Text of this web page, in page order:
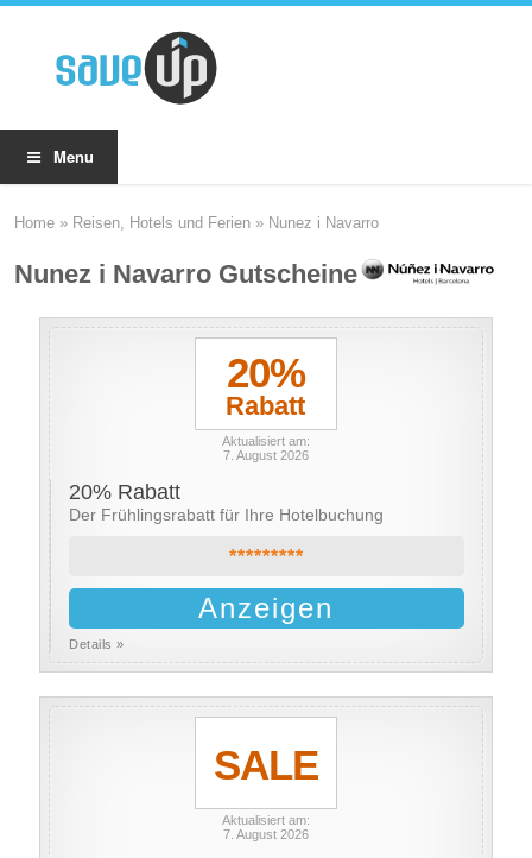
Menu
Home » Reisen, Hotels und Ferien » Nunez i Navarro
Nunez i Navarro Gutscheine
20%
Rabatt
Aktualisiert am:
7. August 2026
20% Rabatt
Der Frühlingsrabatt für Ihre Hotelbuchung
*********
Anzeigen
Details »
SALE
Aktualisiert am:
7. August 2026